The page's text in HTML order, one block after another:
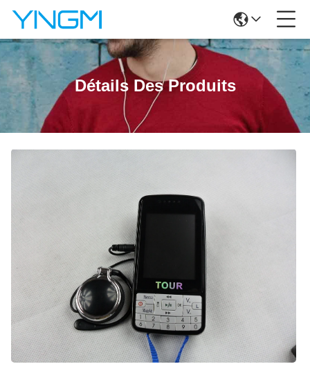
Détails Des Produits